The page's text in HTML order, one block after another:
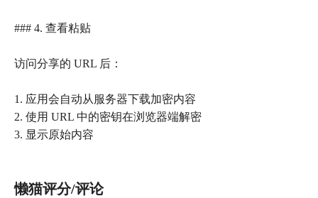
### 4. 查看粘贴
访问分享的 URL 后：
1. 应用会自动从服务器下载加密内容
2. 使用 URL 中的密钥在浏览器端解密
懒猫评分/评论